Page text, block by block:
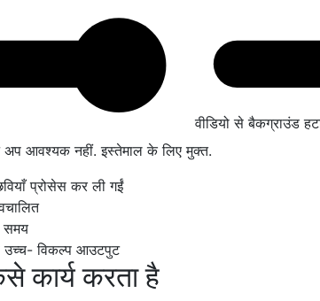
वीडियो से बैकग्राउंड
अप आवश्यक नहीं. इस्तेमाल के लिए मुक्त.
प्रोसेस कर ली गईं
उच्च- विकल्प आउटपुट
कार्य करता है